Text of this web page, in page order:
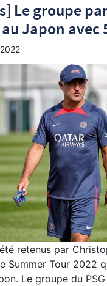
Le groupe
Japon avec
retenus par
Summer Tour 2022
Le groupe du PSG